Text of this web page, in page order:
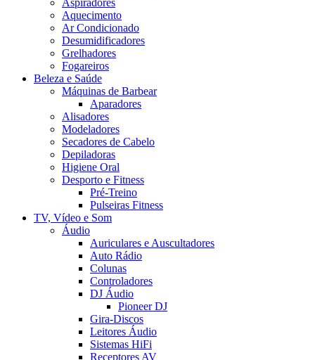
Aspiradores
Aquecimento
Ar Condicionado
Desumidificadores
Grelhadores
Fogareiros
Beleza e Saúde
Máquinas de Barbear
Aparadores
Alisadores
Modeladores
Secadores de Cabelo
Depiladoras
Higiene Oral
Desporto e Fitness
Pré-Treino
Pulseiras Fitness
TV, Vídeo e Som
Áudio
Auriculares e Auscultadores
Auto Rádio
Colunas
Controladores
DJ Áudio
Pioneer DJ
Gira-Discos
Leitores Áudio
Sistemas HiFi
Receptores AV